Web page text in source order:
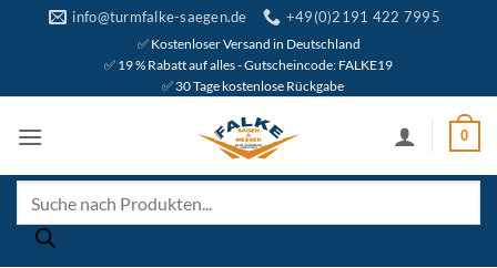
info@turmfalke-saegen.de +49(0)2191 422 7995
✅ Kostenloser Versand in Deutschland
✅ 19 % Rabatt auf alles - Gutscheincode: FALKE19
✅ 30 Tage kostenlose Rückgabe
0
search